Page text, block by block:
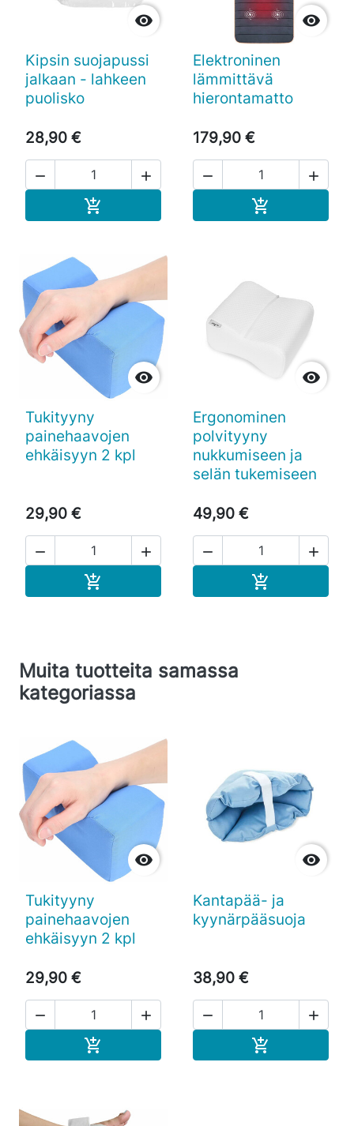

Kipsin suojapussi
jalkaan - lahkeen
puolisko
28,90 €
 


Elektroninen
lämmittävä
hierontamatto
179,90 €
 


Tukityyny
painehaavojen
ehkäisyyn 2 kpl
29,90 €
 


Ergonominen
polvityyny
nukkumiseen ja
selän tukemiseen
49,90 €
 

Muita tuotteita samassa
kategoriassa

Tukityyny
painehaavojen
ehkäisyyn 2 kpl
29,90 €
 


Kantapää- ja
kyynärpääsuoja
38,90 €
 
